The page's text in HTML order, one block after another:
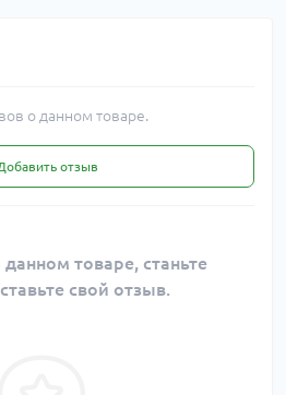
о данном товаре.
отзыв
товаре, станьте
свой отзыв.